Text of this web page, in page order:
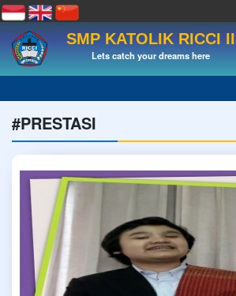
SMP KATOLIK RICCI II
Lets catch your dreams here
#PRESTASI